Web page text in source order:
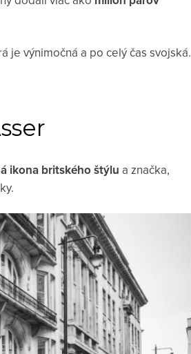
je výnimočná a po celý čas svojská.
ikona britského štýlu a značka,